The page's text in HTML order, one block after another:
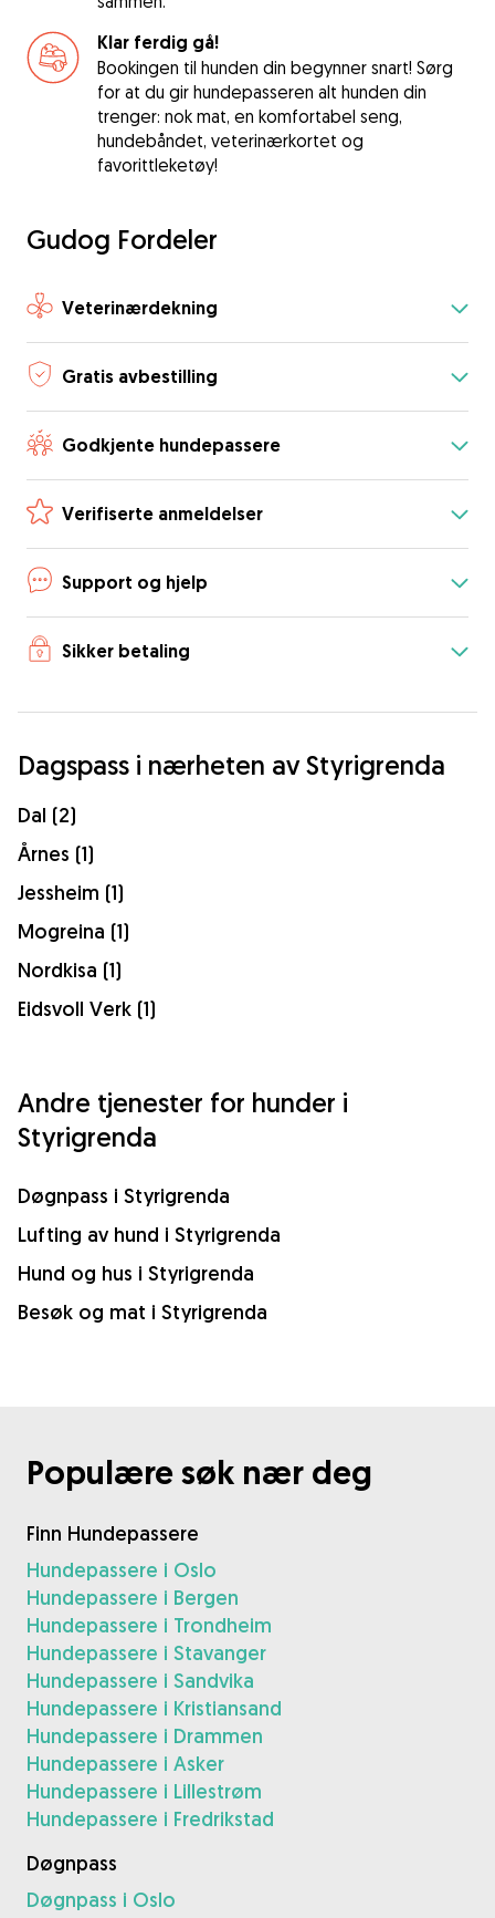
Klar ferdig gå!
Bookingen til hunden din begynner snart! Sørg
for at du gir hundepasseren alt hunden din
trenger: nok mat, en komfortabel seng,
hundebåndet, veterinærkortet og
favorittleketøy!
Gudog Fordeler
Veterinærdekning
Gratis avbestilling
Godkjente hundepassere
Verifiserte anmeldelser
Support og hjelp
Sikker betaling
Dagspass i nærheten av Styrigrenda
Dal (2)
Årnes (1)
Jessheim (1)
Mogreina (1)
Nordkisa (1)
Eidsvoll Verk (1)
Andre tjenester for hunder i
Styrigrenda
Døgnpass i Styrigrenda
Lufting av hund i Styrigrenda
Hund og hus i Styrigrenda
Besøk og mat i Styrigrenda
Populære søk nær deg
Finn Hundepassere
Hundepassere i Oslo
Hundepassere i Bergen
Hundepassere i Trondheim
Hundepassere i Stavanger
Hundepassere i Sandvika
Hundepassere i Kristiansand
Hundepassere i Drammen
Hundepassere i Asker
Hundepassere i Lillestrøm
Hundepassere i Fredrikstad
Døgnpass
Døgnpass i Oslo